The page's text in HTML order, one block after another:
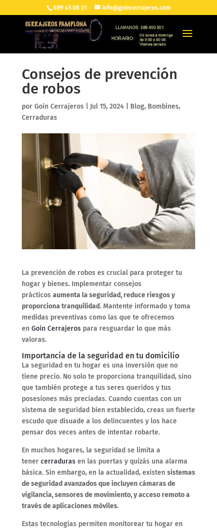
689 45 08 01 info@goincerrajeros.com
Consejos de prevención
de robos
por Goin Cerrajeros| Jul 15, 2024| Blog, Bombines,
Cerraduras
La prevención de robos es crucial para proteger tu
hogar y bienes. Implementar consejos
prácticos aumenta la seguridad, reduce riesgos y
proporciona tranquilidad. Mantente informado y toma
medidas preventivas como las que te ofrecemos
en Goin Cerrajerospara resguardar lo que más
valoras.
Importancia de la seguridad en tu domicilio
La seguridad en tu hogar es una inversión que no
tiene precio. No solo te proporciona tranquilidad, sino
que también protege a tus seres queridos y tus
posesiones más preciadas. Cuando cuentas con un
sistema de seguridad bien establecido, creas un fuerte
escudo que disuade a los delincuentes y los hace
pensar dos veces antes de intentar robarte.
En muchos hogares, la seguridad se limita a
tener cerradurasen las puertas y quizás una alarma
básica. Sin embargo, en la actualidad, existen sistemas
de seguridad avanzados que incluyen cámaras de
vigilancia, sensores de movimiento, y acceso remoto a
través de aplicaciones móviles.
Estas tecnologías permiten monitorear tu hogar en